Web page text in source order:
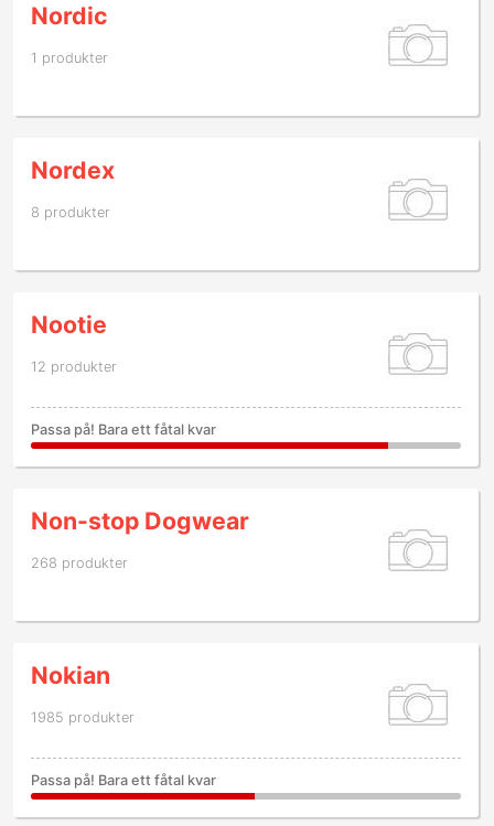
Nordic
1 produkter
Nordex
8 produkter
Nootie
12 produkter
Passa på! Bara ett fåtal kvar
Non-stop Dogwear
268 produkter
Nokian
1985 produkter
Passa på! Bara ett fåtal kvar